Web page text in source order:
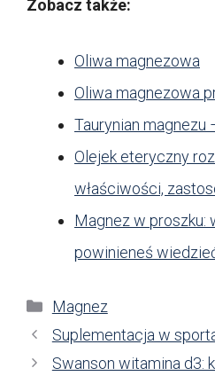
Zobacz także:
Oliwa magnezowa
Oliwa magnezowa
Taurynian
Olejek eteryczny
właściwości,
Magnez w proszku:
powinieneś
Kategorie
Magnez
Suplementacja w
Swanson witamina d3: